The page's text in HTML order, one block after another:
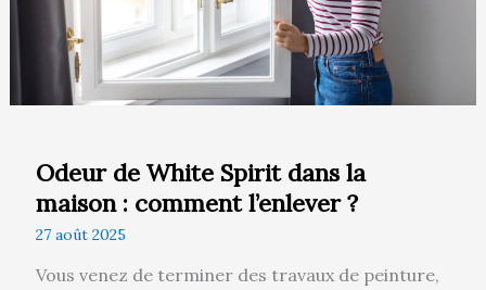
Odeur de White Spirit dans la
maison : comment l’enlever ?
27 août 2025
Vous venez de terminer des travaux de peinture,
comment
l’enlever